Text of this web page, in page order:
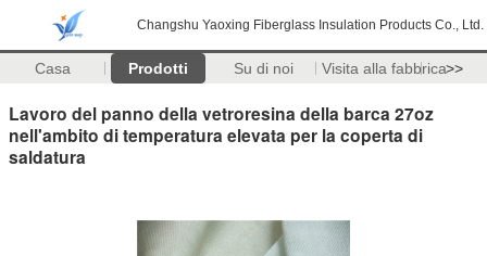
Changshu Yaoxing Fiberglass Insulation Products Co., Ltd.
Casa Prodotti Su di noi Visita alla fabbrica>>
Lavoro del panno della vetroresina della barca 27oz
nell'ambito di temperatura elevata per la coperta di
saldatura